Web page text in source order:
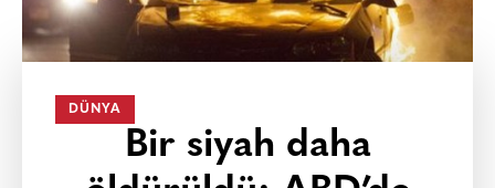
DÜNYA
Bir siyah daha